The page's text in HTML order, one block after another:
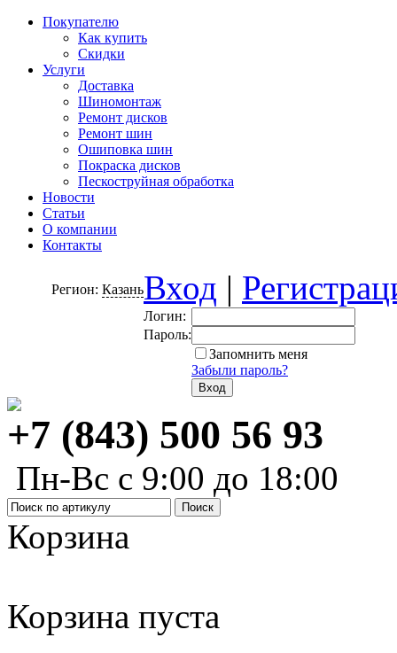
Покупателю
Как купить
Скидки
Услуги
Доставка
Шиномонтаж
Ремонт дисков
Ремонт шин
Ошиповка шин
Покраска дисков
Пескоструйная обработка
Новости
Статьи
О компании
Контакты
Регион: КазаньВход |
Логин:
Пароль:
Запомнить меня
Забыли пароль?
+7 (843) 500 56 93
Пн-Вс с 9:00 до 18:00
Корзина
Корзина пуста